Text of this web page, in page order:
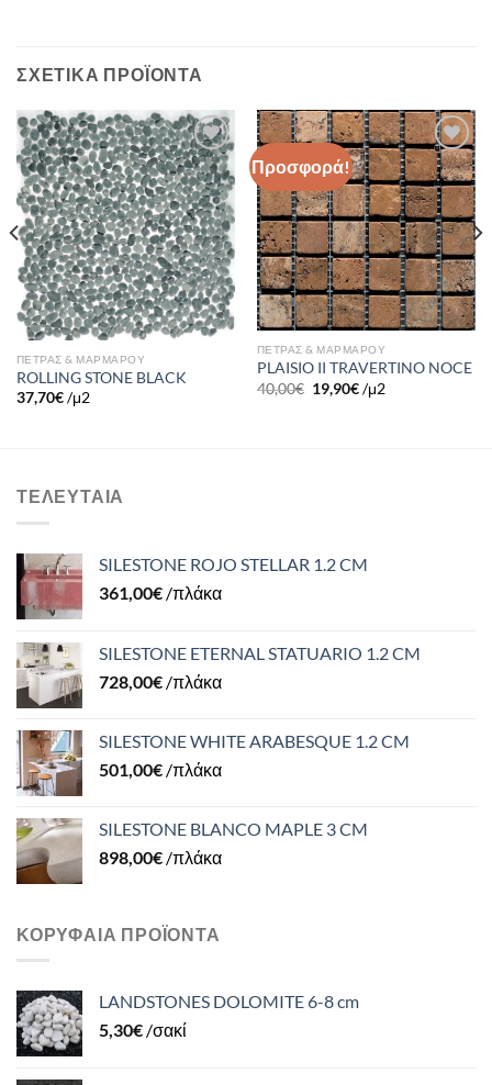
ΣΧΕΤΙΚΆ ΠΡΟΪΌΝΤΑ
Πρόσθήκη
στην λίστα
επιθυμιών
ΠΕΤΡΑΣ & ΜΑΡΜΑΡΟΥ
ROLLING STONE BLACK
37,70€ /μ2
Προσφορά!
Πρόσθήκη
στην λίστα
επιθυμιών
ΠΕΤΡΑΣ & ΜΑΡΜΑΡΟΥ
PLAISIO II TRAVERTINO NOCE
40,00€ 19,90€/μ2
ΤΕΛΕΥΤΑΊΑ
SILESTONE ROJO STELLAR 1.2 CM
361,00€ /πλάκα
SILESTONE ETERNAL STATUARIO 1.2 CM
728,00€ /πλάκα
SILESTONE WHITE ARABESQUE 1.2 CM
501,00€ /πλάκα
SILESTONE BLANCO MAPLE 3 CM
898,00€ /πλάκα
ΚΟΡΥΦΑΊΑ ΠΡΟΪΌΝΤΑ
LANDSTONES DOLOMITE 6-8 cm
5,30€ /σακί